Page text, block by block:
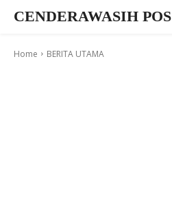
CENDERAWASIH POS
Home BERITA UTAMA